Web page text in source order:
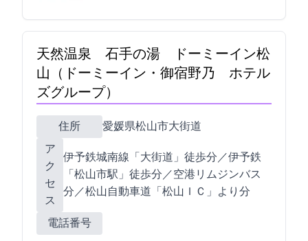
天然温泉 石手の湯 ドーミーイン松
山（ドーミーイン・御宿野乃 ホテル
ズグループ）
住所
愛媛県松山市大街道2-6-5
ア
ク
セ
ス
伊予鉄城南線「大街道」徒歩2分／伊予鉄
「松山市駅」徒歩13分／空港リムジンバス30
分／松山自動車道「松山ＩＣ」より25分
電話番号